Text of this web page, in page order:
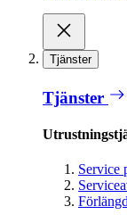
Tjänster
Tjänster
Service